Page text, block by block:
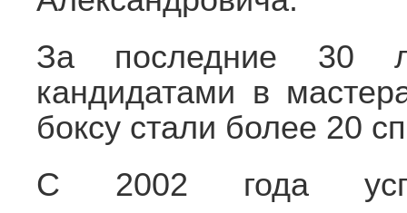
За последние 30
кандидатами в
боксу стали более 20
С 2002 года